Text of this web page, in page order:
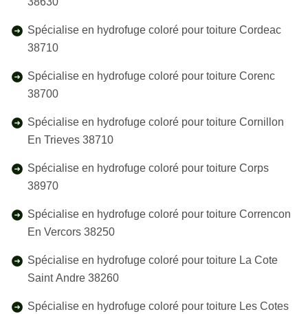
Spécialise en hydrofuge coloré pour toiture Cordeac
38710
Spécialise en hydrofuge coloré pour toiture Corenc
38700
Spécialise en hydrofuge coloré pour toiture Cornillon
En Trieves 38710
Spécialise en hydrofuge coloré pour toiture Corps
38970
Spécialise en hydrofuge coloré pour toiture Correncon
En Vercors 38250
Spécialise en hydrofuge coloré pour toiture La Cote
Saint Andre 38260
Spécialise en hydrofuge coloré pour toiture Les Cotes